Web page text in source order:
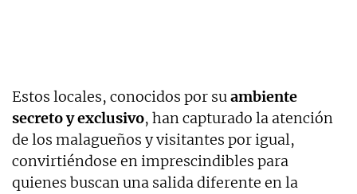
Estos locales, conocidos por suambiente
secreto y exclusivo, han capturado la atención
de los malagueños y visitantes por igual,
convirtiéndose en imprescindibles para
quienes buscan una salida diferente en la